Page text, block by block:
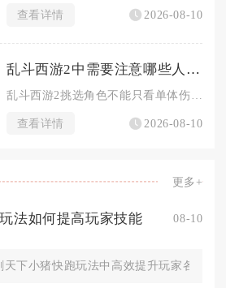
查看详情 2026-08-10
乱斗西游2中需要注意哪些人物角色选择
查看详情 2026-08-10
更多+
法如何提高玩家技能 08-10
天下小猪快跑玩法中高效提升玩家各项